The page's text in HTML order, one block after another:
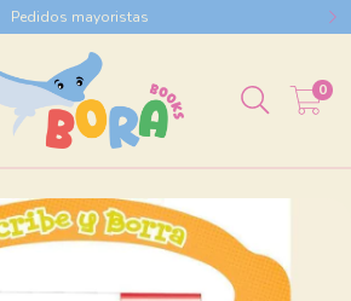
Pedidos mayoristas
0